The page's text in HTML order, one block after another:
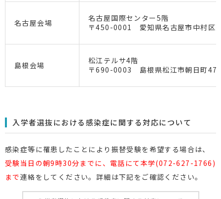
名古屋会場
名古屋国際センター5階
〒450-0001 愛知県名古屋市中村区
島根会場
松江テルサ4階
〒690-0003 島根県松江市朝日町
入学者選抜における感染症に関する対応について
感染症等に罹患したことにより振替受験を希望する場合は、
受験当日の朝9時30分までに、電話にて本学(072-627-1766)
まで連絡をしてください。詳細は下記をご確認ください。